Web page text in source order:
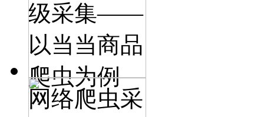
级采集——
以当当商品
爬虫为例
网络爬虫采